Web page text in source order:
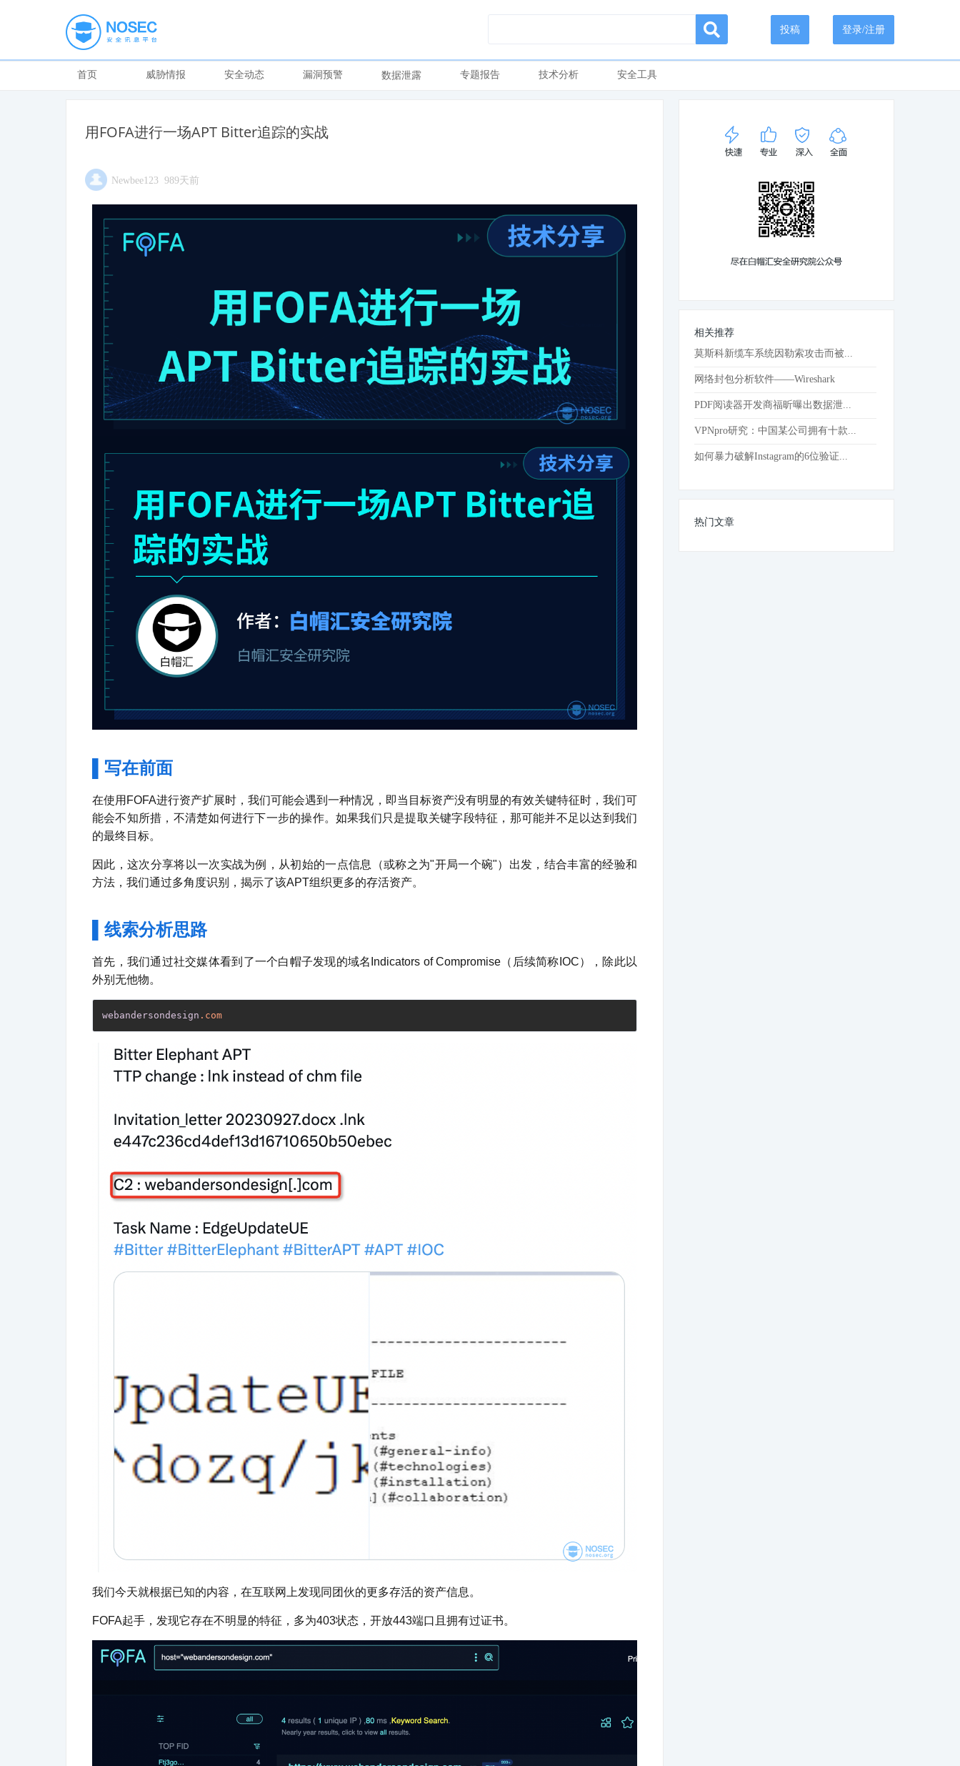
登录/注册
投稿
首页 威胁情报 安全动态 漏洞预警 数据泄露 专题报告 技术分析 安全工具
用FOFA进行一场APT Bitter追踪的实战
Newbee123 989天前
写在前面
在使用FOFA进行资产扩展时，我们可能会遇到一种情况，即当目标资产没有明显的有效关键特征时，我们可
能会不知所措，不清楚如何进行下一步的操作。 如果我们只是提取关键字段特征，那可能并不足以达到我们
的最终目标。
因此，这次分享将以一次实战为例，从初始的一点信息（或称之为"开局一个碗"）出发，结合丰富的经验和
方法，我们通过多角度识别，揭示了该APT组织更多的存活资产。
线索分析思路
首先，我们通过社交媒体看到了一个白帽子发现的域名Indicators of Compromise（后续简称IOC），除此以
外别无他物。
webandersondesign .com
我们今天就根据已知的内容，在互联网上发现同团伙的更多存活的资产信息。
FOFA起手，发现它存在不明显的特征，多为403状态，开放443端口且拥有过证书。
相关推荐
莫斯科新缆车系统因勒索攻击而被...
网络封包分析软件——Wireshark
PDF阅读器开发商福昕曝出数据泄...
VPNpro研究：中国某公司拥有十款...
如何暴力破解Instagram的6位验证...
热门文章